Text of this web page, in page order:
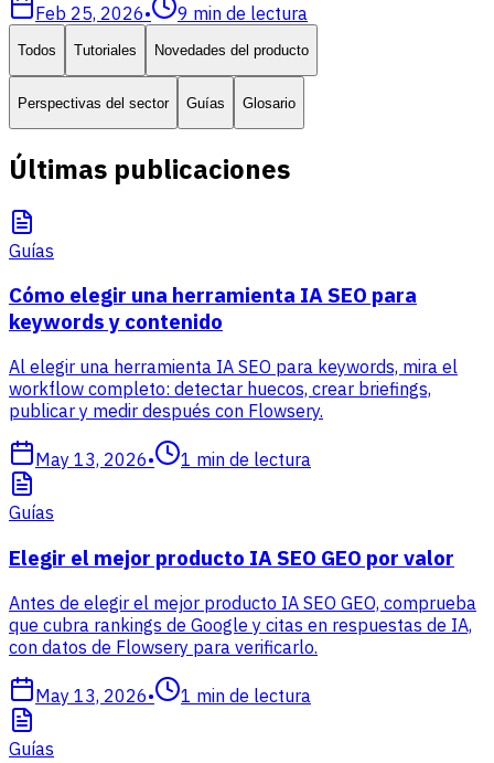
Feb 25, 2026• 9 min de lectura
Todos Tutoriales Novedades del producto
Perspectivas del sector Guías Glosario
Últimas publicaciones
Guías
Cómo elegir una herramienta IA SEO para
keywords y contenido
Al elegir una herramienta IA SEO para keywords, mira el
workflow completo: detectar huecos, crear briefings,
publicar y medir después con Flowsery.
May 13, 2026• 1 min de lectura
Guías
Elegir el mejor producto IA SEO GEO por valor
Antes de elegir el mejor producto IA SEO GEO, comprueba
que cubra rankings de Google y citas en respuestas de IA,
con datos de Flowsery para verificarlo.
May 13, 2026• 1 min de lectura
Guías